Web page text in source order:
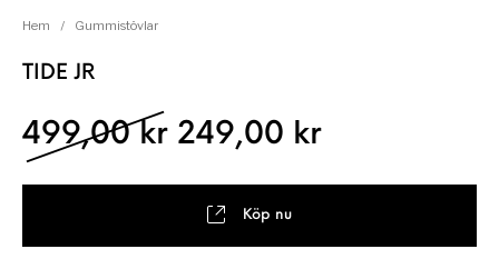
Hem / Gummistövlar
TIDE JR
499,00 kr Det ursprungliga
249,00 krDet
Köp nu